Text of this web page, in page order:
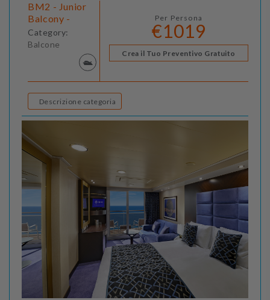
BM2 - Junior
Balcony -
Category:
Balcone
Per Persona
€1019
Crea il Tuo Preventivo Gratuito
Descrizione categoria